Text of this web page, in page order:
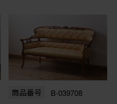
商品番号 B-039708